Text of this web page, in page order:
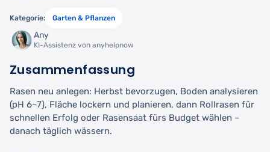
Kategorie: Garten & Pflanzen
Any
KI-Assistenz von anyhelpnow
Zusammenfassung
Rasen neu anlegen: Herbst bevorzugen, Boden analysieren
(pH 6–7), Fläche lockern und planieren, dann Rollrasen für
schnellen Erfolg oder Rasensaat fürs Budget wählen –
danach täglich wässern.